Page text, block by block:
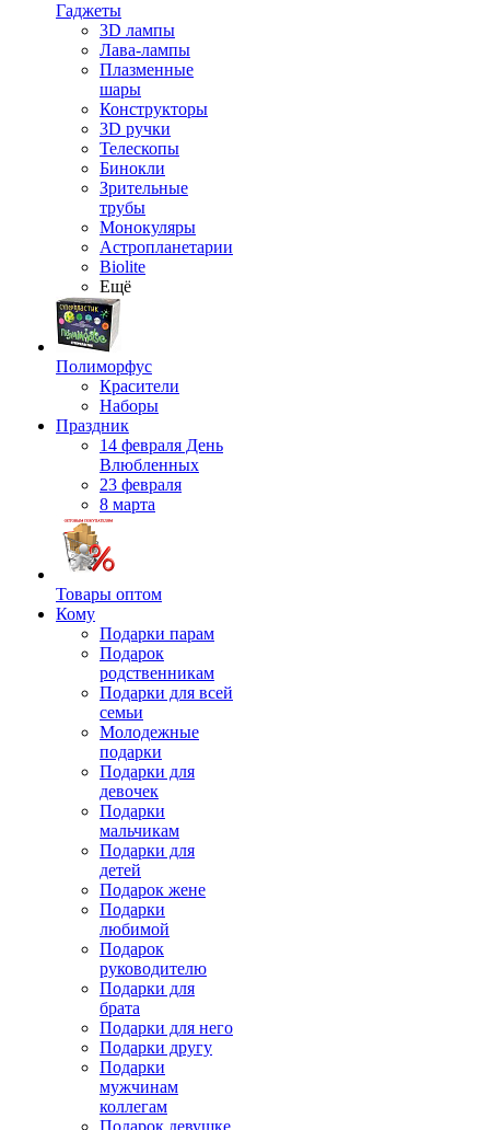
Гаджеты
3D лампы
Лава-лампы
Плазменные
шары
Конструкторы
3D ручки
Телескопы
Бинокли
Зрительные
трубы
Монокуляры
Астропланетарии
Biolite
Ещё
Полиморфус
Красители
Наборы
Праздник
14 февраля День
Влюбленных
23 февраля
8 марта
Товары оптом
Кому
Подарки парам
Подарок
родственникам
Подарки для всей
семьи
Молодежные
подарки
Подарки для
девочек
Подарки
мальчикам
Подарки для
детей
Подарок жене
Подарки
любимой
Подарок
руководителю
Подарки для
брата
Подарки для него
Подарки другу
Подарки
мужчинам
коллегам
Подарок девушке